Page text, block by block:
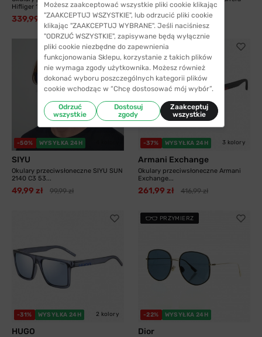
Hifliger 1811...
339,99 zł 538,99 zł
8055 003 58...
325,99 zł 413,99 zł
-50% WYSYŁKA 24H
SIYU
Okulary przeciwsłoneczne SIYU SUN
2140 C3 53...
49,99 zł 99,99 zł
-37% WYSYŁKA 24H 3 kolory
Armani Exchange
Okulary przeciwsłoneczne Armani
Exchange...
261,99 zł 416,99 zł
-31% WYSYŁKA 24H 2 kolory
HUGO
PRZYMIERZ
-22% WYSYŁKA 24H
Dior
Możesz zaakceptować wszystkie pliki cookie klikając
"ZAAKCEPTUJ WSZYSTKIE", lub odrzucić pliki cookie
klikając "ZAAKCEPTUJ WYBRANE". Jeśli naciśniesz
"ODRZUĆ WSZYSTKIE", zapisywane będą wyłącznie
pliki cookie niezbędne do zapewnienia
funkcjonowania Sklepu, korzystanie z takich plików
nie wymaga zgody użytkownika. Możesz również
dokonać wyboru poszczególnych kategorii plików
cookie wchodząc w “Chcę dostosować mój wybór”.
Odrzuć
wszystkie
Dostosuj
zgody
Zaakceptuj
wszystkie